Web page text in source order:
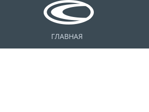
ГЛАВНАЯ